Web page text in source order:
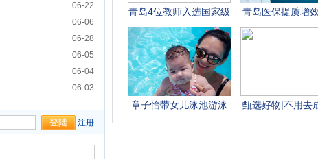
06-22
06-06
06-28
06-05
06-04
06-03
注册